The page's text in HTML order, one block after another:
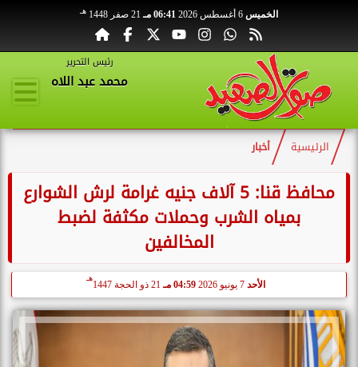
الخميس 06:41 مـ 21 صفر 1448 هـ
رئيس التحرير
محمد عبد اللاه
الرئيسية أخبار
محافظ قنا: 5 آلاف جنيه غرامة لرش الشوارع
بمياه الشرب وحملات مكثفة لضبط
المخالفين
الأحد 04:59 مـ 21 ذو الحجة 1447
هـ